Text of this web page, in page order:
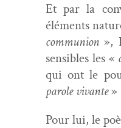
Et par la
élé­ments
com­mu­nion»,
sen­si­bles les «
qui ont le
parole vivante»
Pour lui, le